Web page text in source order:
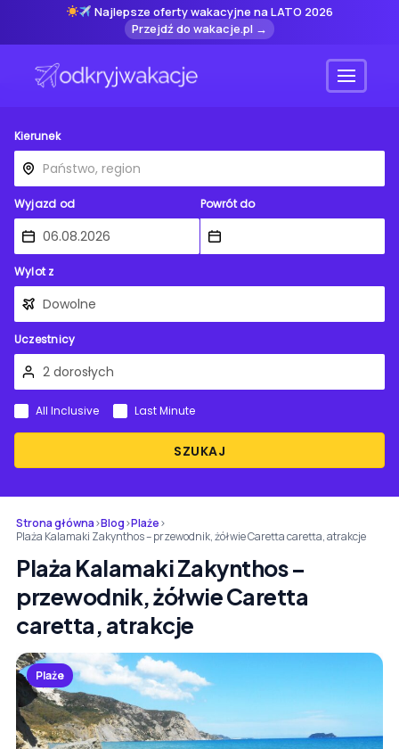
Najlepsze oferty wakacyjne na LATO 2026
Przejdź do wakacje.pl →
Menu
Kierunek
Wyjazd od Powrót do
Wylot z
Uczestnicy
SZUKAJ
All Inclusive Last Minute
Strona główna›Blog›Plaże›
Plaża Kalamaki Zakynthos – przewodnik, żółwie Caretta caretta, atrakcje
Plaża Kalamaki Zakynthos –
przewodnik, żółwie Caretta
caretta, atrakcje
Plaże